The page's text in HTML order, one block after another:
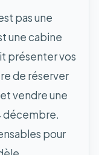
pas une
une cabine
présenter vos
de réserver
vendre une
décembre.
pour